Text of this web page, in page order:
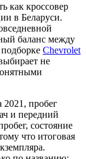
как кроссовер
в Беларуси.
баланс между
Chevrolet
не
пробег
и передний
состояние
что итоговая